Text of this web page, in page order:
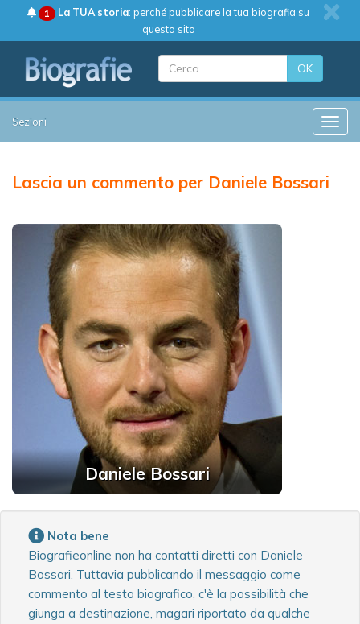
1 La TUA storia: perché pubblicare la tua biografia su
questo sito
OK
Sezioni
Lascia un commento per Daniele Bossari
Daniele Bossari
Nota bene
Biografieonline non ha contatti diretti con Daniele
Bossari. Tuttavia pubblicando il messaggio come
commento al testo biografico, c'è la possibilità che
giunga a destinazione, magari riportato da qualche